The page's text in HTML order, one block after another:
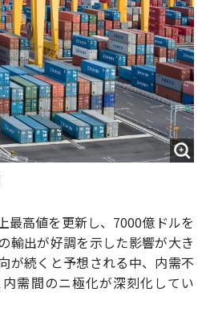
最高値を更新し、7000億ドルを
輸出が好調を示した影響が大き
が続くと予想される中、内需不
需間のニ極化が深刻化してい